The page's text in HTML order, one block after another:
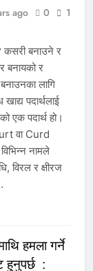
ago 0
1
कसरी बनाउने र
बनायको र
लागि
खाद्य पदार्थलाई
एक पदार्थ हो।
वा Curd
नामले
विरल र क्षीरज
हमला गर्ने
हुनुपर्छ :